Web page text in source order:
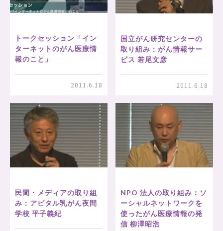
トークセッション「イン
ターネットのがん医療情
報のこと」
2011.6.18
国立がん研究センターの
取り組み：がん情報サー
ビス 若尾文彦
2011.6.18
民間・メディアの取り組
み：アピタル乳がん夜間
学校 平子義紀
NPO 法人の取り組み：ソ
ーシャルネットワークを
使ったがん医療情報の発
信 柳澤昭浩